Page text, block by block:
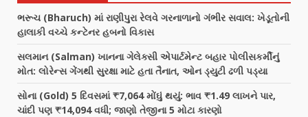
ભરૂચ (Bharuch) માં રાણીપુરા રેલવે ગરનાળાનો ગંભીર સવાલ: ખેડૂતોની
હાલાકી વચ્ચે કન્ટેનર હબનો વિકાસ
સલમાન (Salman) ખાનના ગેલેક્સી એપાર્ટમેન્ટ બહાર પોલીસકર્મીનું
મોત: લોરેન્સ ગેંગથી સુરક્ષા માટે હતા તૈનાત, ઓન ડ્યુટી ઢળી પડ્યા
સોના (Gold) 5 દિવસમાં ₹7,064 મોંઘું થયું: ભાવ ₹1.49 લાખને પાર,
ચાંદી પણ ₹14,094 વધી; જાણો તેજીના 5 મોટા કારણો